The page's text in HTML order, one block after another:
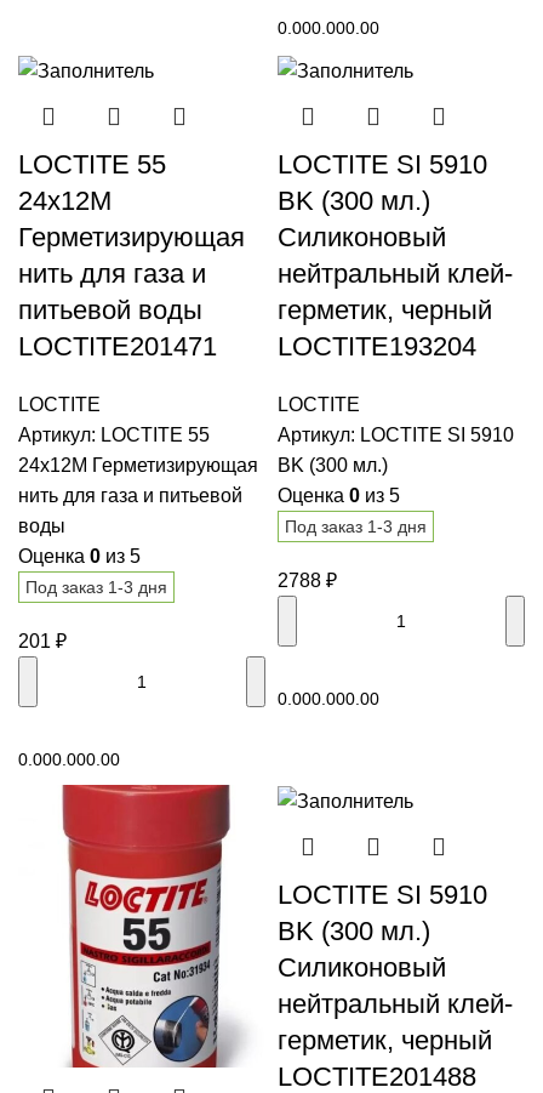
0.000.000.00
LOCTITE 55
24x12M
Герметизирующая
нить для газа и
питьевой воды
LOCTITE201471
LOCTITE
Артикул: LOCTITE 55
24x12M Герметизирующая
нить для газа и питьевой
воды
Оценка 0 из 5
Под заказ 1-3 дня
201 ₽
0.000.000.00
LOCTITE SI 5910
BK (300 мл.)
Силиконовый
нейтральный клей-
герметик, черный
LOCTITE193204
LOCTITE
Артикул: LOCTITE SI 5910
BK (300 мл.)
Оценка 0 из 5
Под заказ 1-3 дня
2788 ₽
0.000.000.00
LOCTITE SI 5910
BK (300 мл.)
Силиконовый
нейтральный клей-
герметик, черный
LOCTITE201488